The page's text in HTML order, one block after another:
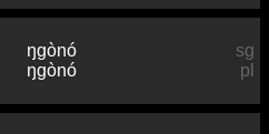
ŋɡònó
sg
ŋɡònó
pl